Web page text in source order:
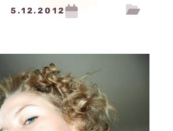
5.12.2012